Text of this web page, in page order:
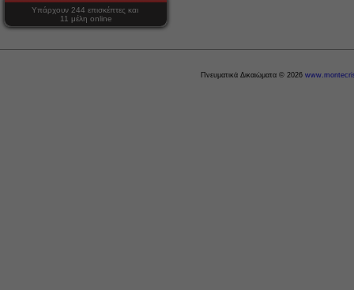
Υπάρχουν 244 επισκέπτες και
11 μέλη online
Πνευματικά Δικαιώματα © 2026